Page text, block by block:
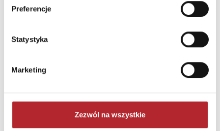
Preferencje
Statystyka
Marketing
Zezwól na wszystkie